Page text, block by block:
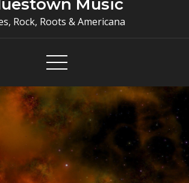
Music
Rock, Roots & Americana